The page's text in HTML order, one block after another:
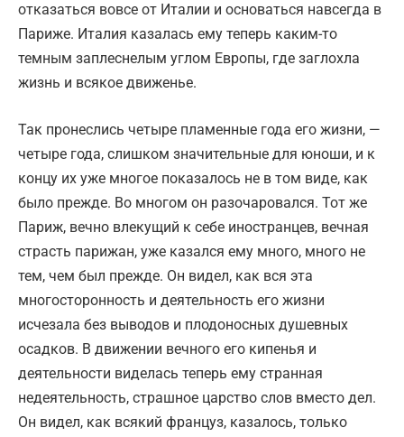
отказаться вовсе от Италии и основаться навсегда в
Париже. Италия казалась ему теперь каким-то
темным заплеснелым углом Европы, где заглохла
жизнь и всякое движенье.
Так пронеслись четыре пламенные года его жизни, —
четыре года, слишком значительные для юноши, и к
концу их уже многое показалось не в том виде, как
было прежде. Во многом он разочаровался. Тот же
Париж, вечно влекущий к себе иностранцев, вечная
страсть парижан, уже казался ему много, много не
тем, чем был прежде. Он видел, как вся эта
многосторонность и деятельность его жизни
исчезала без выводов и плодоносных душевных
осадков. В движении вечного его кипенья и
деятельности виделась теперь ему странная
недеятельность, страшное царство слов вместо дел.
Он видел, как всякий француз, казалось, только